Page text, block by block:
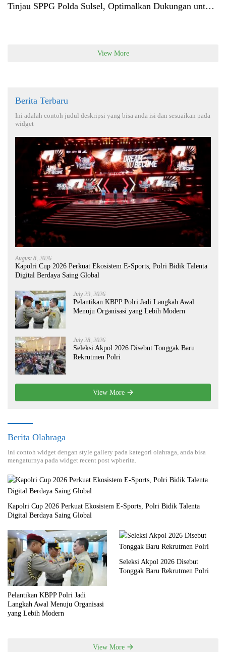
Tinjau SPPG Polda Sulsel, Optimalkan Dukungan untuk
View More
Berita Terbaru
Ini adalah contoh judul deskripsi yang bisa anda isi dan sesuaikan pada
widget
August 8, 2026
Kapolri Cup 2026 Perkuat Ekosistem E-Sports, Polri Bidik Talenta
Digital Berdaya Saing Global
July 29, 2026
Pelantikan KBPP Polri Jadi Langkah Awal
Menuju Organisasi yang Lebih Modern
July 28, 2026
Seleksi Akpol 2026 Disebut Tonggak Baru
Rekrutmen Polri
View More
Berita Olahraga
Ini contoh widget dengan style gallery pada kategori olahraga, anda bisa
mengaturnya pada widget recent post wpberita.
Kapolri Cup 2026 Perkuat Ekosistem E-Sports, Polri Bidik Talenta
Digital Berdaya Saing Global
Pelantikan KBPP Polri Jadi
Langkah Awal Menuju Organisasi
yang Lebih Modern
Seleksi Akpol 2026 Disebut
Tonggak Baru Rekrutmen Polri
View More